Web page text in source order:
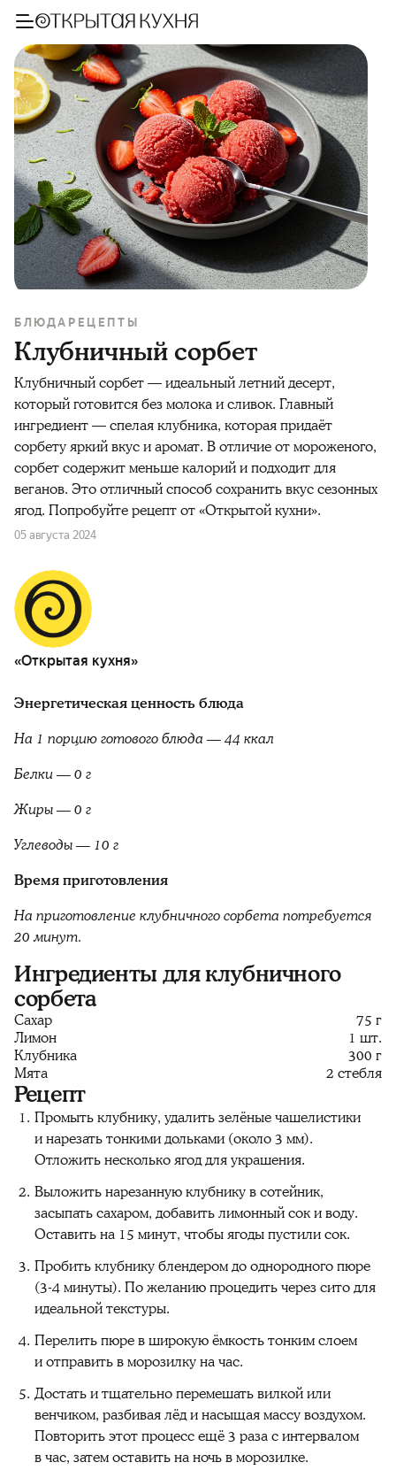
БЛЮДА РЕЦЕПТЫ
Клубничный сорбет
Клубничный сорбет — идеальный летний десерт,
который готовится без молока и сливок. Главный
ингредиент — спелая клубника, которая придаёт
сорбету яркий вкус и аромат. В отличие от мороженого,
сорбет содержит меньше калорий и подходит для
веганов. Это отличный способ сохранить вкус сезонных
ягод. Попробуйте рецепт от «Открытой кухни».
05 августа 2024
«Открытая кухня»
Энергетическая ценность блюда
На 1 порцию готового блюда — 44 ккал
Белки — 0 г
Жиры — 0 г
Углеводы — 10 г
Время приготовления
На приготовление клубничного сорбета потребуется
20 минут.
Ингредиенты для клубничного
сорбета
Сахар
75 г
Лимон
1 шт.
Клубника
300 г
Мята
2 стебля
Рецепт
Промыть клубнику, удалить зелёные чашелистики
и нарезать тонкими дольками (около 3 мм).
Отложить несколько ягод для украшения.
Выложить нарезанную клубнику в сотейник,
засыпать сахаром, добавить лимонный сок и воду.
Оставить на 15 минут, чтобы ягоды пустили сок.
Пробить клубнику блендером до однородного пюре
(3-4 минуты). По желанию процедить через сито для
идеальной текстуры.
Перелить пюре в широкую ёмкость тонким слоем
и отправить в морозилку на час.
Достать и тщательно перемешать вилкой или
венчиком, разбивая лёд и насыщая массу воздухом.
Повторить этот процесс ещё 3 раза с интервалом
в час, затем оставить на ночь в морозилке.